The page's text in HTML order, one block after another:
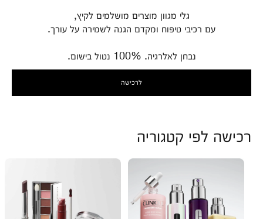
גלי מגוון מוצרים מושלמים לקיץ,
עם רכיבי טיפוח ומקדם הגנה לשמירה על עורך.
נבחן לאלרגיה. 100% נטול בישום.
לרכישה
רכישה לפי קטגוריה